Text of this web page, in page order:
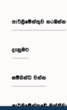
පාර්ලි‌මේන්තුව නරඹන්න
දැනුමට
සම්බන්ධ වන්න
පාර්ලි‌මේන්තුවේ